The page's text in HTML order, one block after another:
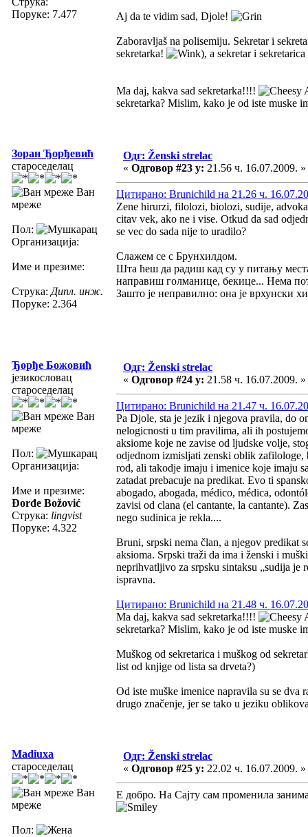
Поруке: 7.477
Aj da te vidim sad, Djole!
Zaboravljaš na polisemiju. Sekretar i
sekretarka!
), a sekretar i
Ma daj, kakva sad sekretarka!!!!
sekretarka? Mislim, kako je od iste muske
Зоран Ђорђевић
староседелац
Ван
мреже
Пол:
Организација:
Име и презиме:
Струка: Дипл. инж.
Поруке: 2.364
Одг: Ženski strelac
« Одговор #23 у: 21.56 ч. 16.07.2009. »
Цитирано: Brunichild на 21.26 ч.
Zene hirurzi, filolozi, biolozi, sudije,
citav vek, ako ne i vise. Otkud da sad
se vec do sada nije to uradilo?
Слажем се с Брунхилдом.
Шта ћеш да радиш кад су у питању
направиш голманице, бекице... Нема
Зашто је неправилно: она је врхунски
Ђорђе Божовић
језикословац
староседелац
Ван
мреже
Пол:
Организација:
Име и презиме:
Đorđe Božović
Струка: lingvist
Поруке: 4.322
Одг: Ženski strelac
« Одговор #24 у: 21.58 ч. 16.07.2009. »
Цитирано: Brunichild на 21.47 ч.
Pa Djole, sta je jezik i njegova pravila, do
nelogicnosti u tim pravilima, ali ih
aksiome koje ne zavise od ljudske volje,
odjednom izmisljati zenski oblik
rod, ali takodje imaju i imenice koje imaju
zatadat prebacuje na predikat. Evo ti
abogado, abogada, médico, médica,
zavisi od clana (el cantante, la cantante).
nego sudinica je rekla....
Bruni, srpski nema član, a njegov predikat
aksioma. Srpski traži da ima i ženski i
neprihvatljivo za srpsku sintaksu „sudija je
ispravna.
Цитирано: Brunichild на 21.48 ч.
Ma daj, kakva sad sekretarka!!!!
sekretarka? Mislim, kako je od iste muske
Muškog od sekretarica i muškog od
list od knjige od lista sa drveta?)
Od iste muške imenice napravila su se dva
drugo značenje, jer se tako u jeziku
Madiuxa
староседелац
Ван
мреже
Пол:
Одг: Ženski strelac
« Одговор #25 у: 22.02 ч. 16.07.2009. »
Е добро. На Сајту сам променила